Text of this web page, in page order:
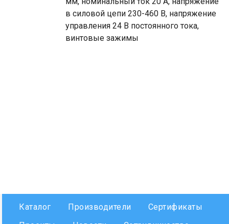
в силовой цепи 230-460 В, напряжение
управления 24 В постоянного тока,
винтовые зажимы
Каталог Производители
Сертификаты